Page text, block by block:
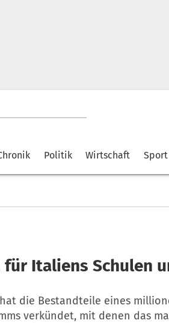
Politik Wirtschaft Sport
Italiens Schulen
die Bestandteile eines
verkündet, mit denen das